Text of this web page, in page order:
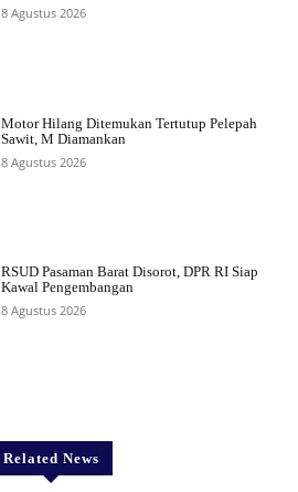
8 Agustus 2026
Motor Hilang Ditemukan Tertutup Pelepah
Sawit, M Diamankan
8 Agustus 2026
RSUD Pasaman Barat Disorot, DPR RI Siap
Kawal Pengembangan
8 Agustus 2026
Related News